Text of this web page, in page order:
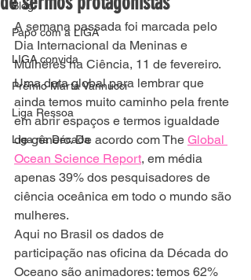
Blog
Papo com a LIGA
LIGA convida
Prêmio Marta Vannucci
Liga Ressoa
Liga na Década
A semana passada foi marcada pelo
Dia Internacional da Meninas e
Mulheres na Ciência, 11 de fevereiro.
Uma data global para lembrar que
ainda temos muito caminho pela frente
em abrir espaços e termos igualdade
de gênero. De acordo com The Global
Ocean Science Report, em média
apenas 39% dos pesquisadores de
ciência oceânica em todo o mundo são
mulheres.
Aqui no Brasil os dados de
participação nas oficina da Década do
Oceano são animadores: temos 62%